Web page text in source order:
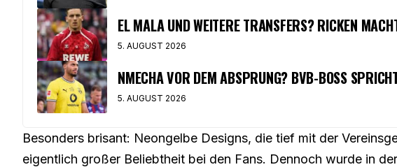
EL MALA UND WEITERE TRANSFERS? RICKEN
5. AUGUST 2026
NMECHA VOR DEM ABSPRUNG? BVB-BOSS
5. AUGUST 2026
Besonders brisant: Neongelbe Designs, die tief mit der
eigentlich großer Beliebtheit bei den Fans. Dennoch wurde in